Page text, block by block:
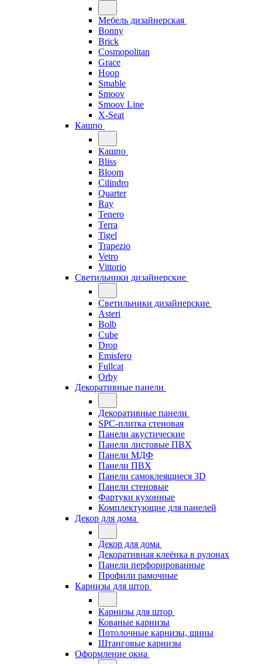
Мебель дизайнерская
Bonny
Brick
Cosmopolitan
Grace
Hoop
Smable
Smoov
Smoov Line
X-Seat
Кашпо
Кашпо
Bliss
Bloom
Cilindro
Quarter
Ray
Tenero
Terra
Tigel
Trapezio
Vetro
Vittorio
Светильники дизайнерские
Светильники дизайнерские
Asteri
Bolb
Cube
Drop
Emisfero
Fullcat
Orby
Декоративные панели
Декоративные панели
SPC-плитка стеновая
Панели акустические
Панели листовые ПВХ
Панели МДФ
Панели ПВХ
Панели самоклеящиеся 3D
Панели стеновые
Фартуки кухонные
Комплектующие для панелей
Декор для дома
Декор для дома
Декоративная клеёнка в рулонах
Панели перфорированные
Профили рамочные
Карнизы для штор
Карнизы для штор
Кованые карнизы
Потолочные карнизы, шины
Штанговые карнизы
Оформление окна